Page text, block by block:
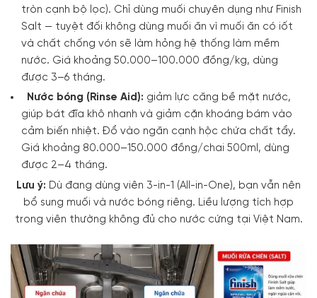
tròn cạnh bộ lọc). Chỉ dùng muối chuyên dụng như Finish
Salt — tuyệt đối không dùng muối ăn vì muối ăn có iốt
và chất chống vón sẽ làm hỏng hệ thống làm mềm
nước. Giá khoảng 50.000–100.000 đồng/kg, dùng
được 3–6 tháng.
Nước bóng (Rinse Aid): giảm lực căng bề mặt nước,
giúp bát đĩa khô nhanh và giảm cặn khoáng bám vào
cảm biến nhiệt. Đổ vào ngăn cạnh hộc chứa chất tẩy.
Giá khoảng 80.000–150.000 đồng/chai 500ml, dùng
được 2–4 tháng.
Lưu ý: Dù đang dùng viên 3-in-1 (All-in-One), bạn vẫn nên
bổ sung muối và nước bóng riêng. Liều lượng tích hợp
trong viên thường không đủ cho nước cứng tại Việt Nam.